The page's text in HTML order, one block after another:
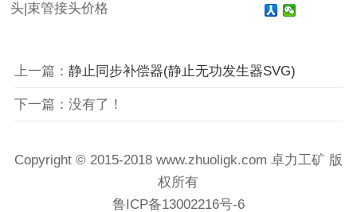
头|束管接头价格
上一篇： 静止同步补偿器(静止无功发生器SVG)
下一篇：没有了！
Copyright © 2015-2018 www.zhuoligk.com 卓力工矿版
权所有
鲁ICP备13002216号-6